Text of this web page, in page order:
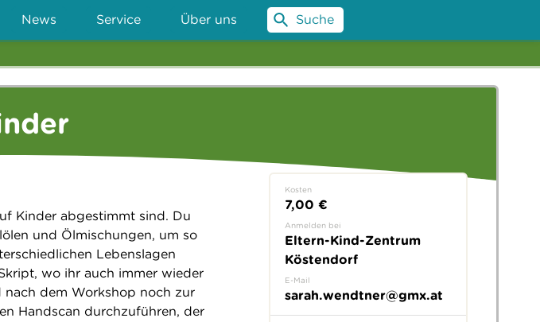
News Service Über uns Suche
Kinder abgestimmt sind. Du
und Ölmischungen, um so
Lebenslagen
wo ihr auch immer wieder
nach dem Workshop noch zur
Handscan durchzuführen, der
Kosten
7,00 €
Anmelden bei
Eltern-Kind-Zentrum
Köstendorf
E-Mail
sarah.wendtner@gmx.at